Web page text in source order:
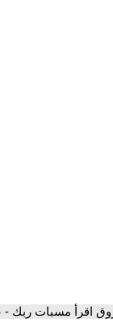
اقرأ مسبات ربك -